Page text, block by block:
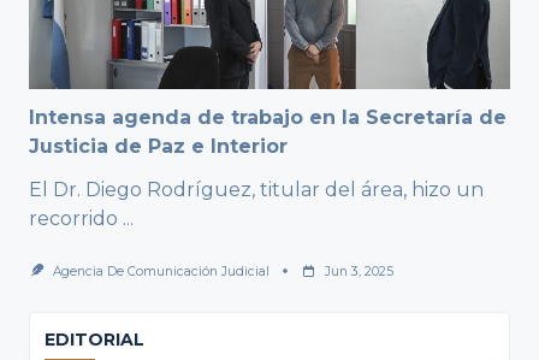
Intensa agenda de trabajo en la Secretaría de
Justicia de Paz e Interior
El Dr. Diego Rodríguez, titular del área, hizo un
recorrido ...
Agencia De Comunicación Judicial Jun 3, 2025
EDITORIAL